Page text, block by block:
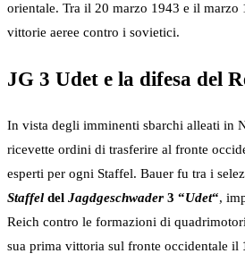
orientale. Tra il 20 marzo 1943 e il marzo
vittorie aeree contro i sovietici.
JG 3 Udet e la difesa del
In vista degli imminenti sbarchi alleati in
ricevette ordini di trasferire al fronte
esperti per ogni Staffel. Bauer fu tra i
Staffel del Jagdgeschwader 3 “Udet“,
Reich contro le formazioni di
sua prima vittoria sul fronte occidentale il